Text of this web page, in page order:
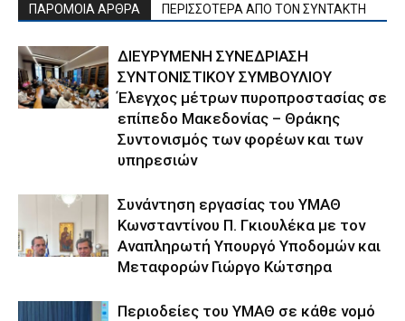
ΠΑΡΟΜΟΙΑ ΑΡΘΡΑ ΠΕΡΙΣΣΟΤΕΡΑ ΑΠΟ ΤΟΝ ΣΥΝΤΑΚΤΗ
ΔΙΕΥΡΥΜΕΝΗ ΣΥΝΕΔΡΙΑΣΗ
ΣΥΝΤΟΝΙΣΤΙΚΟΥ ΣΥΜΒΟΥΛΙΟΥ
Έλεγχος μέτρων πυροπροστασίας σε
επίπεδο Μακεδονίας – Θράκης
Συντονισμός των φορέων και των
υπηρεσιών
Συνάντηση εργασίας του ΥΜΑΘ
Κωνσταντίνου Π. Γκιουλέκα με τον
Αναπληρωτή Υπουργό Υποδομών και
Μεταφορών Γιώργο Κώτσηρα
Περιοδείες του ΥΜΑΘ σε κάθε νομό